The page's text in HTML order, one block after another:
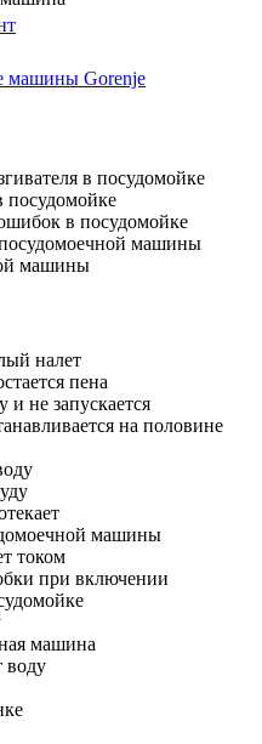
машины Gorenje
в посудомойке
посудомойке
в посудомойке
машины
машины
налет
пена
и не запускается
на половине
машины
током
при включении
машина
воду